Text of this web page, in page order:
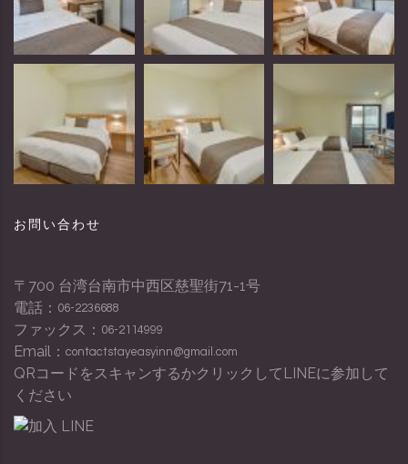
お問い合わせ
〒700 台湾台南市中西区慈聖街71-1号
電話： 06-2236688
ファックス： 06-2114999
Email： contactstayeasyinn@gmail.com
QRコードをスキャンするかクリックしてLINEに参加して
ください